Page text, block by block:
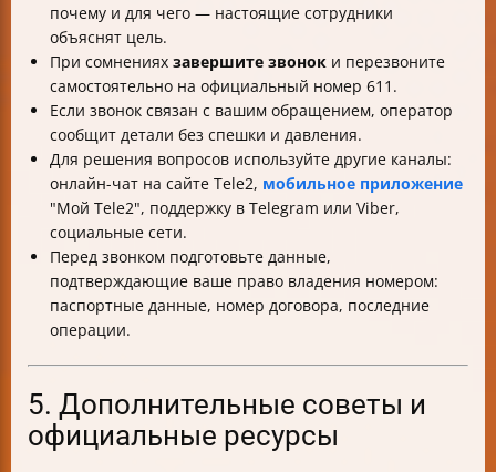
почему и для чего — настоящие сотрудники
объяснят цель.
При сомнениях завершите звонок и перезвоните
самостоятельно на официальный номер 611.
Если звонок связан с вашим обращением, оператор
сообщит детали без спешки и давления.
Для решения вопросов используйте другие каналы:
онлайн-чат на сайте Tele2, мобильное приложение
"Мой Tele2", поддержку в Telegram или Viber,
социальные сети.
Перед звонком подготовьте данные,
подтверждающие ваше право владения номером:
паспортные данные, номер договора, последние
операции.
5. Дополнительные советы и
официальные ресурсы